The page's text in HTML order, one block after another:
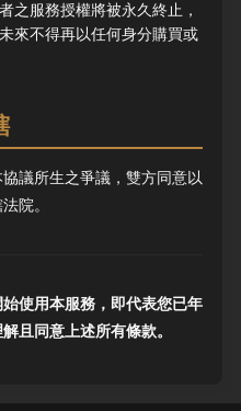
之服務授權將被永久終止，
來不得再以任何身分購買或
議所生之爭議，雙方同意以
院。
使用本服務，即代表您已年
且同意上述所有條款。